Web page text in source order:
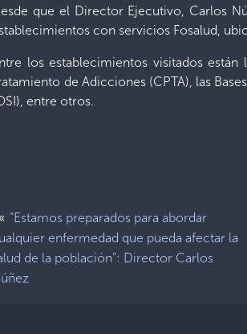
que el Director Ejecutivo, Carlos
con servicios Fosalud,
los establecimientos visitados
de Adicciones (CPTA), las
entre otros.
“Estamos preparados para abordar
enfermedad que pueda afectar la
de la población”: Director Carlos